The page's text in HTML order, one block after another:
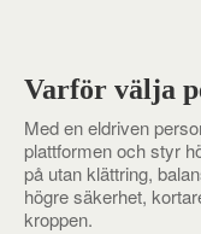
Varför välja
Med en eldriven
plattformen och styr
på utan klättring,
högre säkerhet,
kroppen.